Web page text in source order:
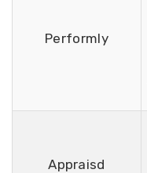
Performly
Appraisd